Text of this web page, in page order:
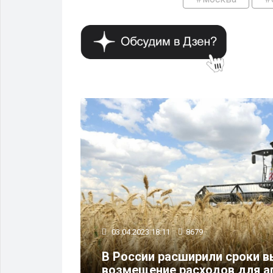
03.04.2023 18:11 8679
В России расширили сроки
возмещение расходов для